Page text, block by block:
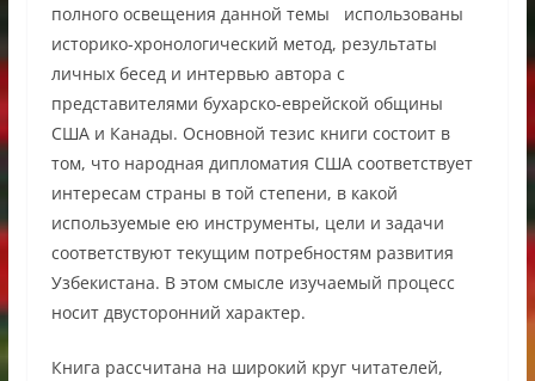
полного освещения данной темы использованы
историко-хронологический метод, результаты
личных бесед и интервью автора с
представителями бухарско-еврейской общины
США и Канады. Основной тезис книги состоит в
том, что народная дипломатия США соответствует
интересам страны в той степени, в какой
используемые ею инструменты, цели и задачи
соответствуют текущим потребностям развития
Узбекистана. В этом смысле изучаемый процесс
носит двусторонний характер.
Книга рассчитана на широкий круг читателей,